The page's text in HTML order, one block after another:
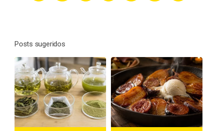
Posts sugeridos